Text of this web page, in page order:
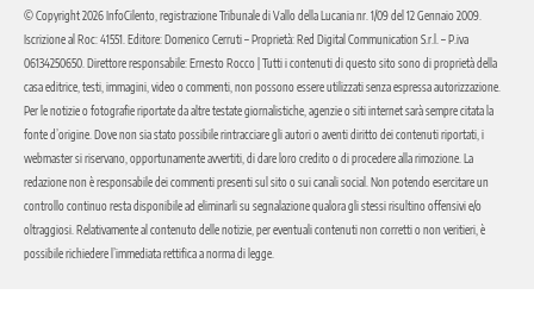
© Copyright 2026 InfoCilento, registrazione Tribunale di Vallo della Lucania nr. 1/09 del 12 Gennaio 2009.
Iscrizione al Roc: 41551. Editore: Domenico Cerruti – Proprietà: Red Digital Communication S.r.l. – P.iva
06134250650. Direttore responsabile: Ernesto Rocco | Tutti i contenuti di questo sito sono di proprietà della
casa editrice, testi, immagini, video o commenti, non possono essere utilizzati senza espressa autorizzazione.
Per le notizie o fotografie riportate da altre testate giornalistiche, agenzie o siti internet sarà sempre citata la
fonte d’origine. Dove non sia stato possibile rintracciare gli autori o aventi diritto dei contenuti riportati, i
webmaster si riservano, opportunamente avvertiti, di dare loro credito o di procedere alla rimozione. La
redazione non è responsabile dei commenti presenti sul sito o sui canali social. Non potendo esercitare un
controllo continuo resta disponibile ad eliminarli su segnalazione qualora gli stessi risultino offensivi e/o
oltraggiosi. Relativamente al contenuto delle notizie, per eventuali contenuti non corretti o non veritieri, è
possibile richiedere l’immediata rettifica a norma di legge.